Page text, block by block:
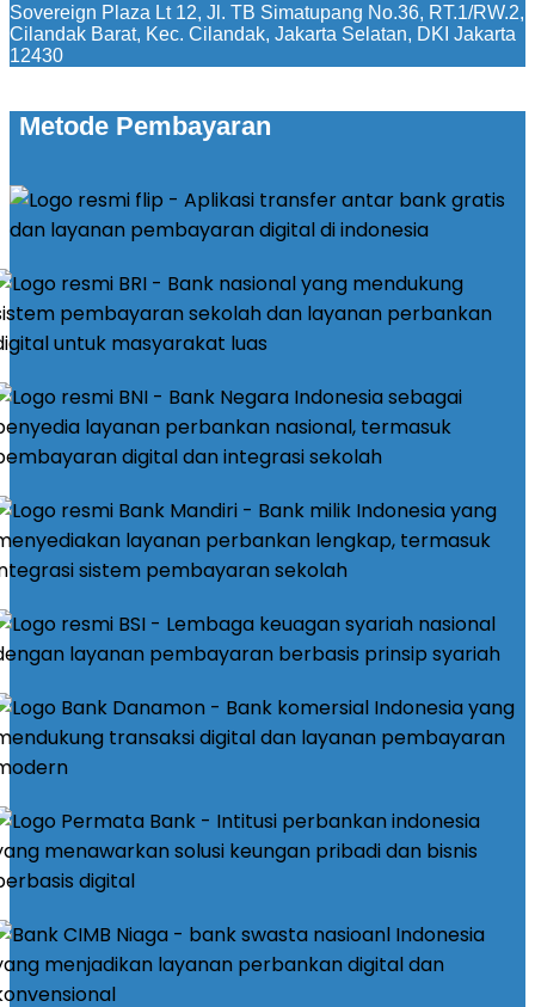
Sovereign Plaza Lt 12, Jl. TB Simatupang No.36, RT.1/RW.2,
Cilandak Barat, Kec. Cilandak, Jakarta Selatan, DKI Jakarta
12430
Metode Pembayaran